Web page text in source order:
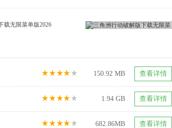
150.92 MB 查看详情
1.94 GB 查看详情
682.86MB 查看详情